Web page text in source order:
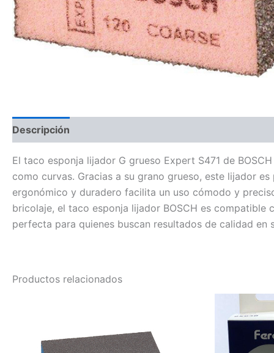
Descripción
El taco esponja lijador G grueso Expert S471 de
como curvas. Gracias a su grano grueso, este lijador
ergonómico y duradero facilita un uso cómodo y
bricolaje, el taco esponja lijador BOSCH es
perfecta para quienes buscan resultados de calidad en
Productos relacionados